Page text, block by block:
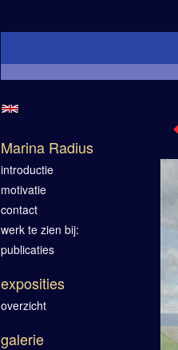
Marina Radius
introductie
motivatie
contact
werk te zien bij:
publicaties
exposities
overzicht
galerie